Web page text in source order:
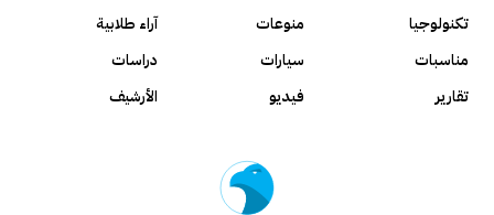
تكنولوجيا
منوعات
آراء طلابية
مناسبات
سيارات
دراسات
تقارير
فيديو الأرشيف